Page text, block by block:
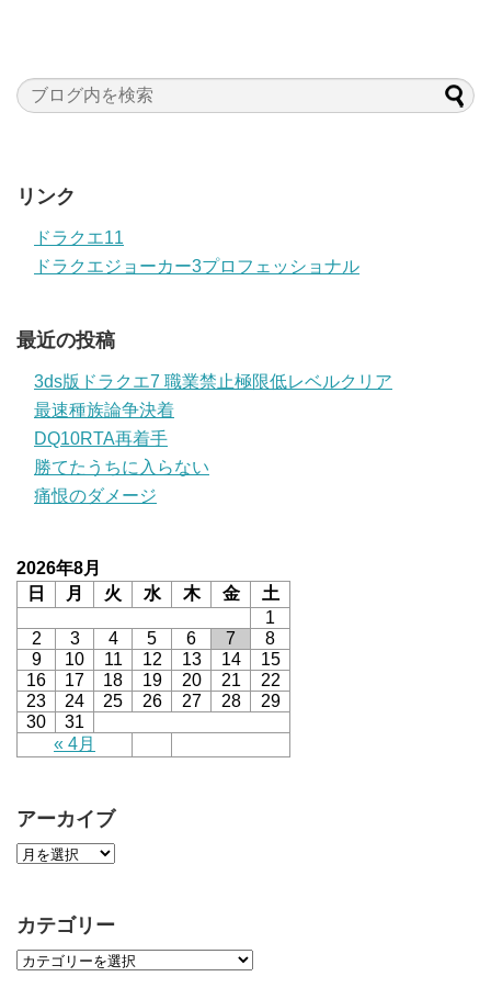
リンク
ドラクエ11
ドラクエジョーカー3プロフェッショナル
最近の投稿
3ds版ドラクエ7 職業禁止極限低レベルクリア
最速種族論争決着
DQ10RTA再着手
勝てたうちに入らない
痛恨のダメージ
2026年8月
日
月 火 水 木 金 土
« 4月
1
2
3 4 5 6 7
8
9
10 11 12 13 14
15
16
17 18 19 20 21
22
23
24 25 26 27 28
29
30
31
アーカイブ
カテゴリー